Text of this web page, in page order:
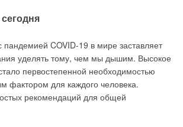
COVID-19 в мире заставляет
уделять тому, чем мы дышим. Высокое
первостепенной необходимостью
фактором для каждого человека.
рекомендаций для общей